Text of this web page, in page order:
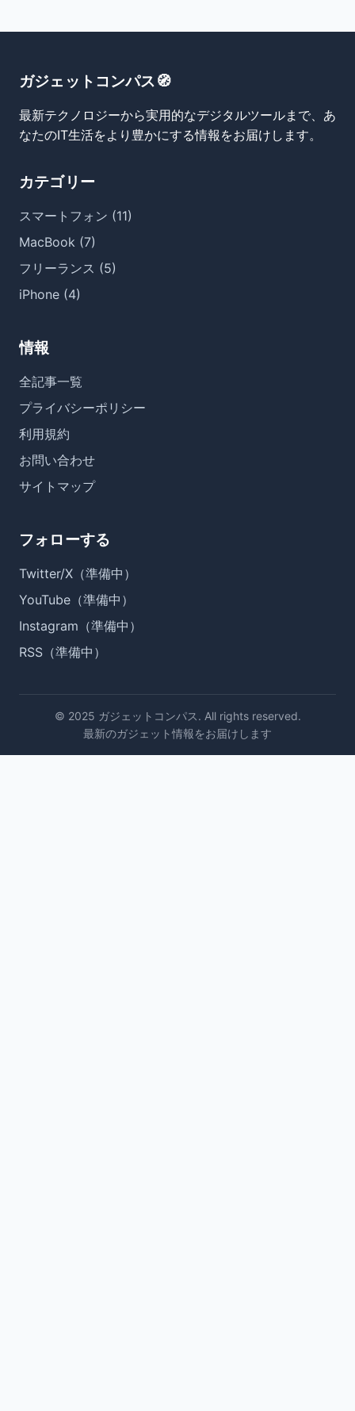
ガジェットコンパス🧭
最新テクノロジーから実用的なデジタルツールまで、あ
なたのIT生活をより豊かにする情報をお届けします。
カテゴリー
スマートフォン (11)
MacBook (7)
フリーランス (5)
iPhone (4)
情報
全記事一覧
プライバシーポリシー
利用規約
お問い合わせ
サイトマップ
フォローする
Twitter/X（準備中）
YouTube（準備中）
Instagram（準備中）
RSS（準備中）
© 2025 ガジェットコンパス. All rights reserved.
最新のガジェット情報をお届けします